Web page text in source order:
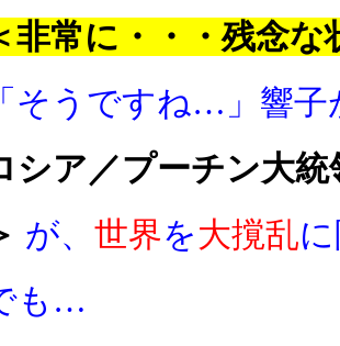
非常に・・・残念な
「そうですね…」響子
シア／プーチン大
が、 世界を大撹乱
も…